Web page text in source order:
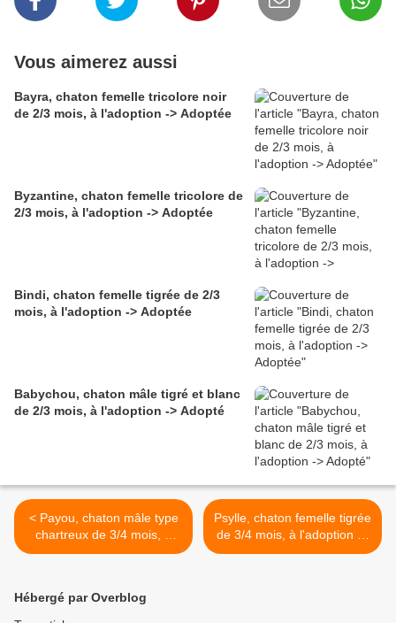
Vous aimerez aussi
Bayra, chaton femelle tricolore noir
de 2/3 mois, à l'adoption -> Adoptée
Byzantine, chaton femelle tricolore de
2/3 mois, à l'adoption -> Adoptée
Bindi, chaton femelle tigrée de 2/3
mois, à l'adoption -> Adoptée
Babychou, chaton mâle tigré et blanc
de 2/3 mois, à l'adoption -> Adopté
< Payou, chaton mâle type
chartreux de 3/4 mois, à
l'adoption -> adopté
Psylle, chaton femelle tigrée
de 3/4 mois, à l'adoption ->
adoptée >
Hébergé par Overblog